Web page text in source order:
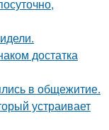
достатка
в общежитие.
устраивает